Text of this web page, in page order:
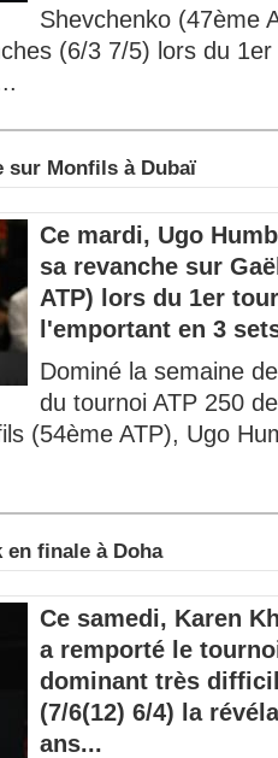
Shevchenko (47ème
(6/3 7/5) lors du
sur Monfils à Dubaï
Ce mardi, Ugo
sa revanche sur
ATP) lors du 1er
l'emportant en 3
Dominé la semaine
du tournoi ATP 250
(54ème ATP), Ugo
finale à Doha
Ce samedi, Karen
a remporté le
dominant très
(7/6(12) 6/4) la
ans...